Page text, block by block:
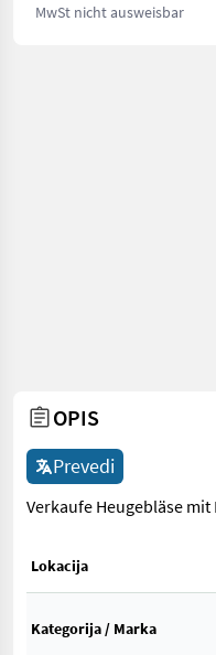
MwSt nicht ausweisbar
OPIS
Prevedi
Verkaufe Heugebläse mit
Lokacija
Kategorija / Marka